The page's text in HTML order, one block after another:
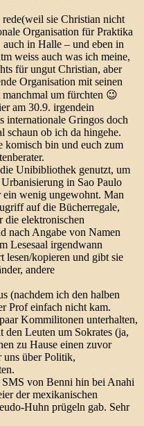
sie Christian nicht
Organisation für Praktika
in Halle – und eben in
weiss auch was ich meine,
für ungut Christian, aber
Organisation mit seinen
um fürchten 😉
am 30.9. irgendein
internationale Gringos doch
schaun ob ich da hingehe.
komisch bin und euch zum
Unibibliothek genutzt, um
in Sao Paulo
wenig ungewohnt. Man
auf die Bücherregale,
die elektronischen
nach Angabe von Namen
Lesesaal irgendwann
lesen/kopieren und gibt sie
andere
(nachdem ich den halben
Prof einfach nicht kam.
Kommilitonen unterhalten,
den Leuten um Sokrates (ja,
zu Hause einen zuvor
uns über Politik,
von Benni hin bei Anahi
der mexikanischen
Huhn prügeln gab. Sehr